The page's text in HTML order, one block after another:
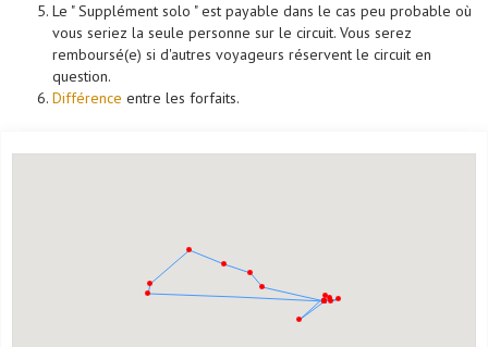
Le " Supplément solo " est payable dans le cas peu probable où
vous seriez la seule personne sur le circuit. Vous serez
remboursé(e) si d'autres voyageurs réservent le circuit en
question.
Différence entre les forfaits.